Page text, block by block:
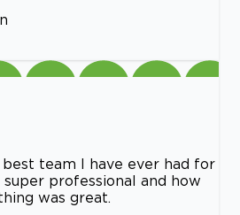
team I have ever had for
professional and how
was great.